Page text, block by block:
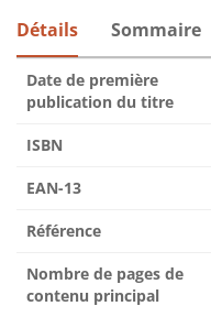
Détails Sommaire
Date de première
publication du titre
ISBN
EAN-13
Référence
Nombre de pages de
contenu principal